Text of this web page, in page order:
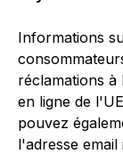
Informations
réclamations à
en ligne de
pouvez
l'adresse email